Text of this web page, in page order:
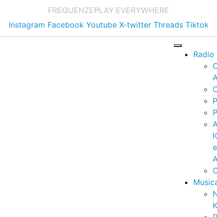
FREQUENZEPLAY EVERYWHERE
Instagram Facebook Youtube X-twitter Threads Tiktok
Radio
e